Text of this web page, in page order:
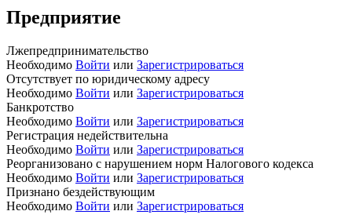
Предприятие
Лжепредпринимательство
Необходимо Войти или Зарегистрироваться
Отсутствует по юридическому адресу
Необходимо Войти или Зарегистрироваться
Банкротство
Необходимо Войти или Зарегистрироваться
Регистрация недействительна
Необходимо Войти или Зарегистрироваться
Реорганизовано с нарушением норм Налогового кодекса
Необходимо Войти или Зарегистрироваться
Признано бездействующим
Необходимо Войти или Зарегистрироваться